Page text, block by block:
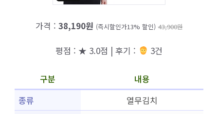
가격 : 38,190원 (즉시할인가13% 할인) 43,900원
평점 : ★ 3.0점 | 후기 : 3건
구분
내용
종류
열무김치